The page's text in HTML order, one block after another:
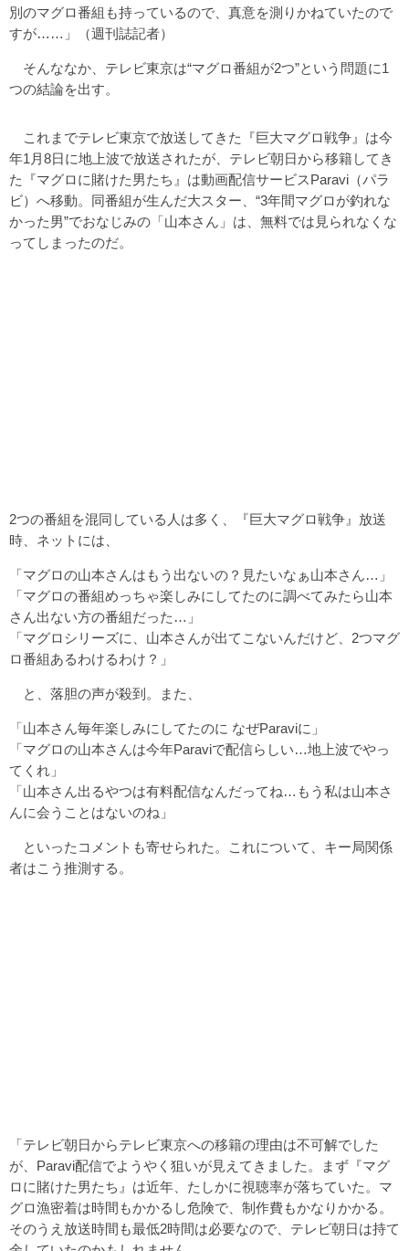
別のマグロ番組も持っているので、真意を測りかねていたので
すが……」（週刊誌記者）
そんななか、テレビ東京は“マグロ番組が2つ”という問題に1
つの結論を出す。
これまでテレビ東京で放送してきた『巨大マグロ戦争』は今
年1月8日に地上波で放送されたが、テレビ朝日から移籍してき
た『マグロに賭けた男たち』は動画配信サービスParavi（パラ
ビ）へ移動。同番組が生んだ大スター、“3年間マグロが釣れな
かった男”でおなじみの「山本さん」は、無料では見られなくな
ってしまったのだ。
2つの番組を混同している人は多く、『巨大マグロ戦争』放送
時、ネットには、
「マグロの山本さんはもう出ないの？見たいなぁ山本さん…」
「マグロの番組めっちゃ楽しみにしてたのに調べてみたら山本
さん出ない方の番組だった…」
「マグロシリーズに、山本さんが出てこないんだけど、2つマグ
ロ番組あるわけるわけ？」
と、落胆の声が殺到。また、
「山本さん毎年楽しみにしてたのに なぜParaviに」
「マグロの山本さんは今年Paraviで配信らしい…地上波でやっ
てくれ」
「山本さん出るやつは有料配信なんだってね…もう私は山本さ
んに会うことはないのね」
といったコメントも寄せられた。これについて、キー局関係
者はこう推測する。
「テレビ朝日からテレビ東京への移籍の理由は不可解でした
が、Paravi配信でようやく狙いが見えてきました。まず『マグ
ロに賭けた男たち』は近年、たしかに視聴率が落ちていた。マ
グロ漁密着は時間もかかるし危険で、制作費もかなりかかる。
そのうえ放送時間も最低2時間は必要なので、テレビ朝日は持て